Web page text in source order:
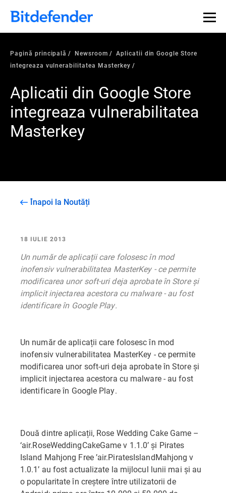
Pagină principală Newsroom
Aplicatii din Google Store
integreaza vulnerabilitatea Masterkey
Aplicatii din Google Store
integreaza vulnerabilitatea
Masterkey
Înapoi la Noutăți
18 IULIE 2013
Un număr de aplicații care folosesc în mod
inofensiv vulnerabilitatea MasterKey - ce permite
modificarea unor soft-uri deja aprobate în Store și
implicit injectarea acestora cu malware - au fost
identificare în Google Play.
Un număr de aplicații care folosesc în mod
inofensiv vulnerabilitatea MasterKey - ce permite
modificarea unor soft-uri deja aprobate în Store și
implicit injectarea acestora cu malware - au fost
identificare în Google Play.
Două dintre aplicații, Rose Wedding Cake Game –
‘air.RoseWeddingCakeGame v 1.1.0’ și Pirates
Island Mahjong Free ’air.PiratesIslandMahjong v
1.0.1’ au fost actualizate la mijlocul lunii mai și au
o popularitate în creștere între utilizatorii de